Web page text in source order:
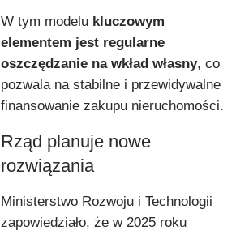
W tym modelu kluczowym
elementem jest regularne
oszczędzanie na wkład własny, co
pozwala na stabilne i przewidywalne
finansowanie zakupu nieruchomości.
Rząd planuje nowe
rozwiązania
Ministerstwo Rozwoju i Technologii
zapowiedziało, że w 2025 roku